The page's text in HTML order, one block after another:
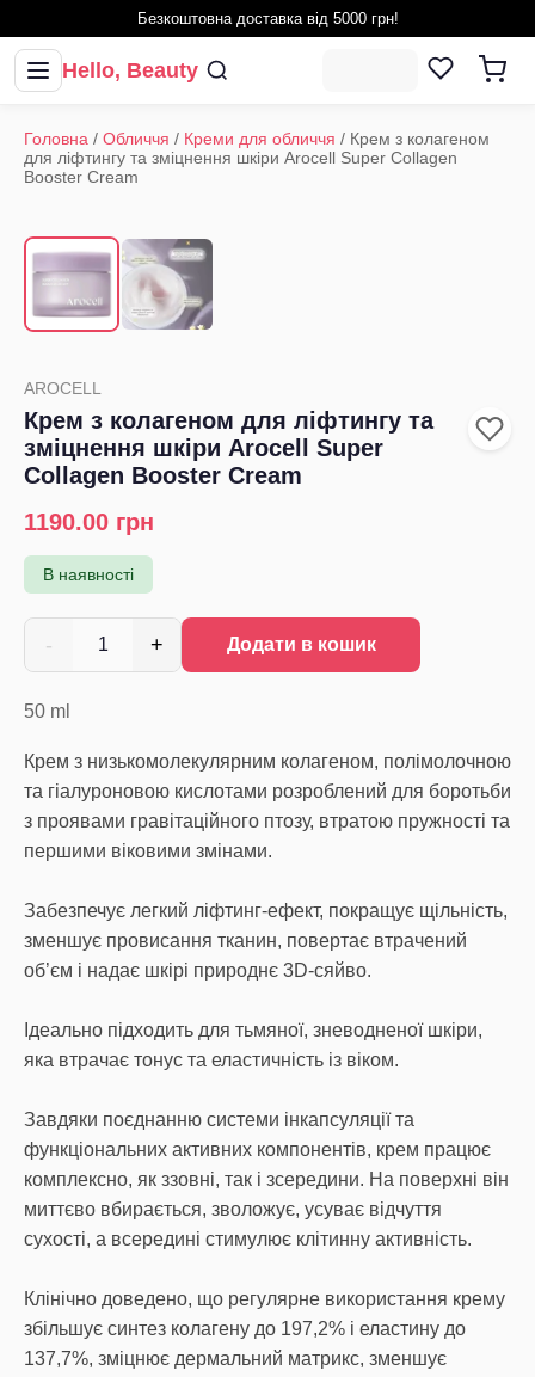
Безкоштовна доставка від 5000 грн!
Hello, Beauty
Головна / Обличчя / Креми для обличчя / Крем з колагеном
для ліфтингу та зміцнення шкіри Arocell Super Collagen
Booster Cream
AROCELL
Крем з колагеном для ліфтингу та
зміцнення шкіри Arocell Super
Collagen Booster Cream
1190.00 грн
В наявності
- 1 + Додати в кошик
50 ml
Крем з низькомолекулярним колагеном, полімолочною
та гіалуроновою кислотами розроблений для боротьби
з проявами гравітаційного птозу, втратою пружності та
першими віковими змінами.
Забезпечує легкий ліфтинг-ефект, покращує щільність,
зменшує провисання тканин, повертає втрачений
об’єм і надає шкірі природнє 3D-сяйво.
Ідеально підходить для тьмяної, зневодненої шкіри,
яка втрачає тонус та еластичність із віком.
Завдяки поєднанню системи інкапсуляції та
функціональних активних компонентів, крем працює
комплексно, як ззовні, так і зсередини. На поверхні він
миттєво вбирається, зволожує, усуває відчуття
сухості, а всередині стимулює клітинну активність.
Клінічно доведено, що регулярне використання крему
збільшує синтез колагену до 197,2% і еластину до
137,7%, зміцнює дермальний матрикс, зменшує